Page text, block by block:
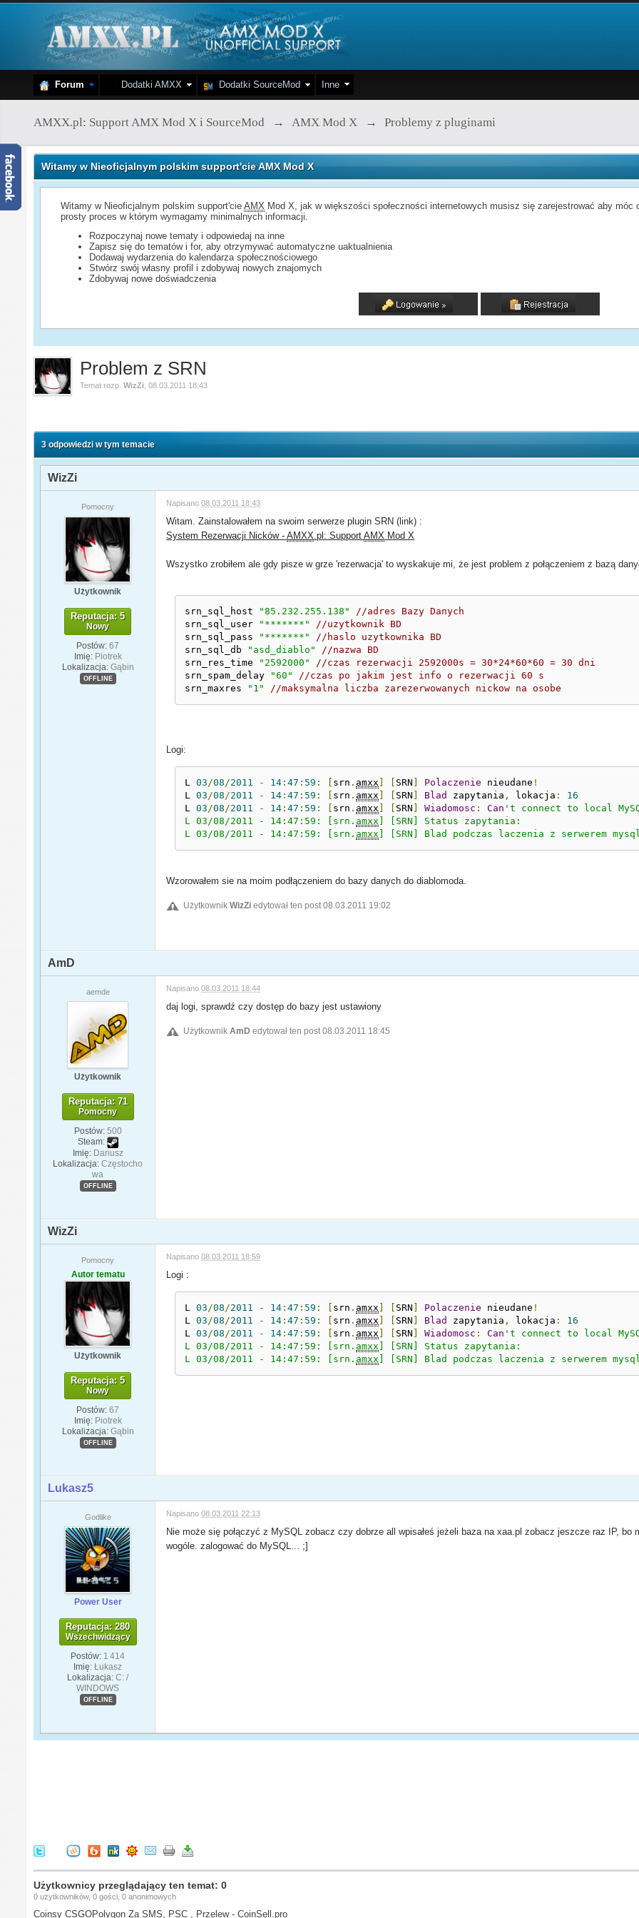
Forum Dodatki AMXX Dodatki SourceMod Inne
AMXX.pl: Support AMX Mod X i SourceMod → AMX Mod X → Problemy z pluginami
Witamy w Nieoficjalnym polskim support'cie AMX Mod X
Witamy w Nieoficjalnym polskim support'cieAMX Mod X, jak w większości społeczności internetowych musisz się zarejestrować aby
prosty proces w którym wymagamy minimalnych informacji.
Rozpoczynaj nowe tematy i odpowiedaj na inne
Zapisz się do tematów i for, aby otrzymywać automatyczne uaktualnienia
Dodawaj wydarzenia do kalendarza społecznościowego
Stwórz swój własny profil i zdobywaj nowych znajomych
Zdobywaj nowe doświadczenia
Problem z SRN
Temat rozp.WizZi ,08.03.2011 18:43
3 odpowiedzi w tym temacie
WizZi
Pomocny
Użytkownik
Reputacja: 5
Nowy
Postów: 67
Imię: Piotrek
Lokalizacja: Gąbin
OFFLINE
Napisano08.03.2011 18:43
Witam. Zainstalowałem na swoim serwerze plugin SRN (link) :
System Rezerwacji Nicków -AMXX .pl: SupportAMX Mod X
Wszystko zrobiłem ale gdy pisze w grze 'rezerwacja' to wyskakuje mi, że jest problem z połączeniem z bazą
srn_sql_host "85.232.255.138"
//adres Bazy Danych
srn_sql_user
"*******"
//uzytkownik BD
srn_sql_pass
"*******"
//haslo uzytkownika BD
srn_sql_db
"asd_diablo"
//nazwa BD
srn_res_time
"2592000"
//czas rezerwacji 2592000s = 30*24*60*60 = 30 dni
srn_spam_delay
"60"
//czas po jakim jest info o rezerwacji 60 s
srn_maxres
"1" //maksymalna liczba zarezerwowanych nickow na osobe
Logi:
L 03 /08 /2011 - 14 :47 : 59 : [ srn . amxx ] [ SRN ] Polaczenie nieudane !
L 03 /08 /2011 - 14 :47 : 59 : [ srn . amxx ] [ SRN ] Blad zapytania , lokacja :
16
L 03 /08 /2011 - 14 :47 : 59 : [ srn . amxx ] [ SRN ] Wiadomosc : Can 't connect to local
L 03/08/2011 - 14:47:59: [srn. amxx ] [SRN] Status zapytania:
L 03/08/2011 - 14:47:59: [srn. amxx ] [SRN] Blad podczas laczenia z serwerem
Wzorowałem sie na moim podłączeniem do bazy danych do diablomoda.
UżytkownikWizZi edytował ten post 08.03.2011 19:02
AmD
aemde
Użytkownik
Reputacja: 71
Pomocny
Postów: 500
Steam:
Imię: Dariusz
Lokalizacja: Częstocho
wa
OFFLINE
Napisano08.03.2011 18:44
daj logi, sprawdź czy dostęp do bazy jest ustawiony
UżytkownikAmD edytował ten post 08.03.2011 18:45
WizZi
Pomocny
Autor tematu
Użytkownik
Reputacja: 5
Nowy
Postów: 67
Imię: Piotrek
Lokalizacja: Gąbin
OFFLINE
Napisano08.03.2011 18:59
Logi :
L 03 /08 /2011 - 14 :47 : 59 : [ srn . amxx ] [ SRN ] Polaczenie nieudane !
L 03 /08 /2011 - 14 :47 : 59 : [ srn . amxx ] [ SRN ] Blad zapytania , lokacja :
16
L 03 /08 /2011 - 14 :47 : 59 : [ srn . amxx ] [ SRN ] Wiadomosc : Can 't connect to local
L 03/08/2011 - 14:47:59: [srn. amxx ] [SRN] Status zapytania:
L 03/08/2011 - 14:47:59: [srn. amxx ] [SRN] Blad podczas laczenia z serwerem
Lukasz5
Godlike
Power User
Reputacja: 280
Wszechwidzący
Postów: 1 414
Imię: Łukasz
Lokalizacja: C: /
WINDOWS
OFFLINE
Napisano08.03.2011 22:13
Nie może się połączyć z MySQL zobacz czy dobrze all wpisałeś jeżeli baza na xaa.pl zobacz jeszcze raz IP,
wogóle. zalogować do MySQL... ;]
Użytkownicy przeglądający ten temat: 0
0 użytkowników, 0 gości, 0 anonimowych
Coinsy CSGOPolygon Za SMS, PSC , Przelew - CoinSell.pro